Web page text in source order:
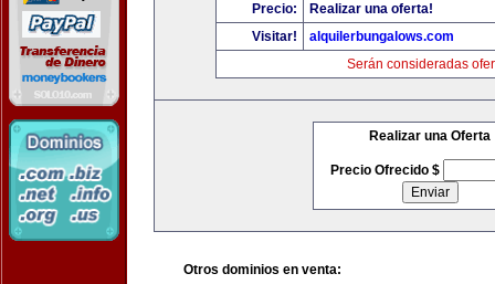
Precio:
Realizar una oferta!
Visitar!
alquilerbungalows.com
Serán consideradas
Realizar una Oferta
Precio Ofrecido $
Otros dominios en venta: